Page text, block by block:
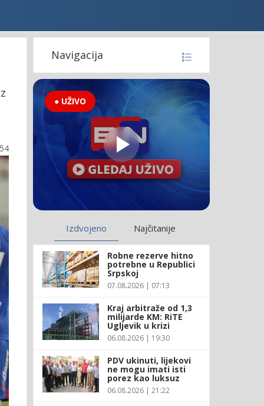
Navigacija
● UŽIVO
Izdvojeno Najčitanije
Robne rezerve hitno
potrebne u Republici
Srpskoj
07.08.2026 | 07:13
Kraj arbitraže od 1,3
milijarde KM: RiTE
Ugljevik u krizi
06.08.2026 | 19:30
PDV ukinuti, lijekovi
ne mogu imati isti
porez kao luksuz
06.08.2026 | 21:22